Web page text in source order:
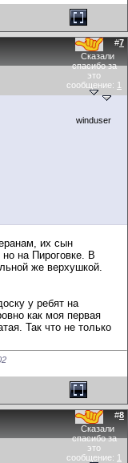
#7
Сказали
спасибо за
это
сообщение: 1
winduser
их сын
на Пироговке. В
же верхушкой.
у ребят на
как моя первая
Так что не только
#8
Сказали
спасибо за
это
сообщение: 1